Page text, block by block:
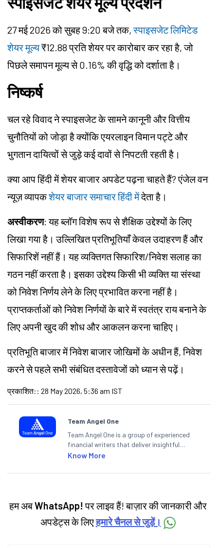
27 मई 2026 को सुबह 9:20 बजे तक,स्पाइसजेट लिमिटेड
शेयर मूल्य₹12.88 प्रति शेयर पर कारोबार कर रहा है, जो
पिछले समापन मूल्य से 0.16% की वृद्धि को दर्शाता है।
निष्कर्ष
चल रहे विवाद ने स्पाइसजेट के सामने कानूनी और वित्तीय
चुनौतियों को जोड़ा है क्योंकि एयरलाइन विमान पट्टे और
भुगतान दायित्वों से जुड़े कई दावों से निपटती रहती है।
क्या आप हिंदी में शेयर बाजार अपडेट पढ़ना चाहते हैं? एंजेल वन
न्यूज़ व्यापकशेयर बाजार समाचार हिंदी मेंदेता है।
अस्वीकरण: यह ब्लॉग विशेष रूप से शैक्षिक उद्देश्यों के लिए
लिखा गया है। उल्लिखित प्रतिभूतियाँ केवल उदाहरण हैं और
सिफारिशें नहीं हैं। यह व्यक्तिगत सिफारिश/निवेश सलाह का
गठन नहीं करता है। इसका उद्देश्य किसी भी व्यक्ति या संस्था
को निवेश निर्णय लेने के लिए प्रभावित करना नहीं है।
प्राप्तकर्ताओं को निवेश निर्णयों के बारे में स्वतंत्र राय बनाने के
लिए अपनी खुद की शोध और आकलन करना चाहिए।
प्रतिभूति बाजार में निवेश बाजार जोखिमों के अधीन हैं, निवेश
करने से पहले सभी संबंधित दस्तावेजों को ध्यान से पढ़ें।
प्रकाशित: : 28 May 2026, 5:36 am IST
Team Angel One
Team Angel One is a group of experienced
financial writers that deliver insightful
articles on the stock market, IPO, economy,
categories.
Know More
हम अबWhatsApp! पर लाइव हैं! बाज़ार की जानकारी और
अपडेट्स के लिएहमारे चैनल से जुड़ें।